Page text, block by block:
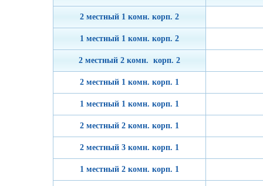
2 местный 1 комн. корп. 2
1 местный 1 комн. корп. 2
2 местный 2 комн. корп. 2
2 местный 1 комн. корп. 1
1 местный 1 комн. корп. 1
2 местный 2 комн. корп. 1
2 местный 3 комн. корп. 1
1 местный 2 комн. корп. 1